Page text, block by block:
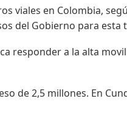
viales en Colombia,
del Gobierno para esta
responder a la alta
de 2,5 millones. En